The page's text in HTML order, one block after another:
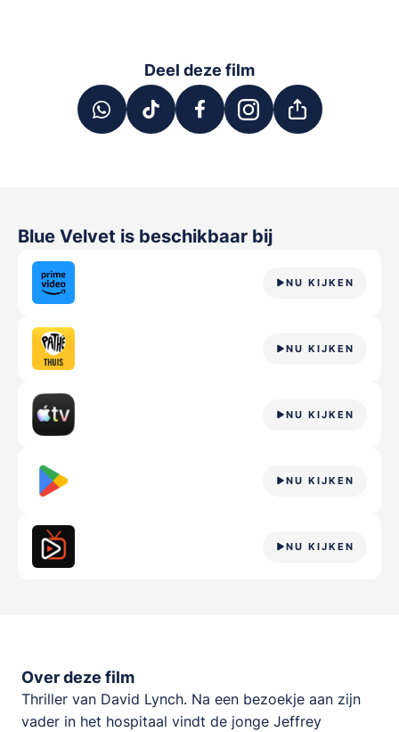
Deel deze film
Blue Velvet is beschikbaar bij
NU KIJKEN
NU KIJKEN
NU KIJKEN
NU KIJKEN
NU KIJKEN
Over deze film
Thriller van David Lynch. Na een bezoekje aan zijn
vader in het hospitaal vindt de jonge Jeffrey